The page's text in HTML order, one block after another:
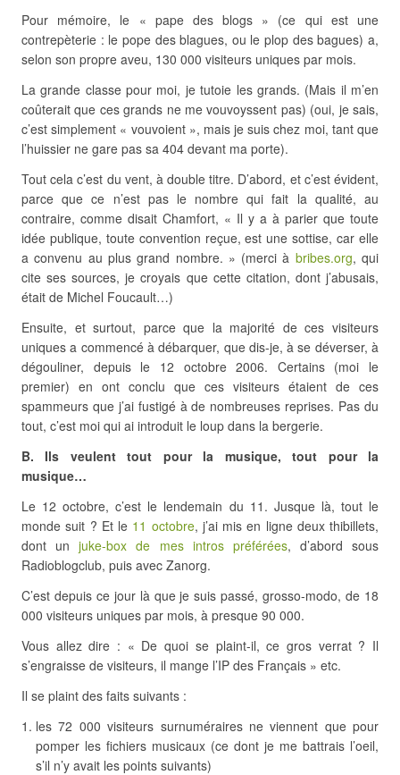
Pour mémoire, le « pape des blogs » (ce qui est une
contrepèterie : le pope des blagues, ou le plop des bagues) a,
selon son propre aveu, 130 000 visiteurs uniques par mois.
La grande classe pour moi, je tutoie les grands. (Mais il m’en
coûterait que ces grands ne me vouvoyssent pas) (oui, je sais,
c’est simplement « vouvoient », mais je suis chez moi, tant que
l’huissier ne gare pas sa 404 devant ma porte).
Tout cela c’est du vent, à double titre. D’abord, et c’est évident,
parce que ce n’est pas le nombre qui fait la qualité, au
contraire, comme disait Chamfort, « Il y a à parier que toute
idée publique, toute convention reçue, est une sottise, car elle
a convenu au plus grand nombre. » (merci à bribes.org, qui
cite ses sources, je croyais que cette citation, dont j’abusais,
était de Michel Foucault…)
Ensuite, et surtout, parce que la majorité de ces visiteurs
uniques a commencé à débarquer, que dis-je, à se déverser, à
dégouliner, depuis le 12 octobre 2006. Certains (moi le
premier) en ont conclu que ces visiteurs étaient de ces
spammeurs que j’ai fustigé à de nombreuses reprises. Pas du
tout, c’est moi qui ai introduit le loup dans la bergerie.
B. Ils veulent tout pour la musique, tout pour la
musique…
Le 12 octobre, c’est le lendemain du 11. Jusque là, tout le
monde suit ? Et le 11 octobre, j’ai mis en ligne deux thibillets,
dont unjuke-box de mes intros préférées, d’abord sous
Radioblogclub, puis avec Zanorg.
C’est depuis ce jour là que je suis passé, grosso-modo, de 18
000 visiteurs uniques par mois, à presque 90 000.
Vous allez dire : « De quoi se plaint-il, ce gros verrat ? Il
s’engraisse de visiteurs, il mange l’IP des Français » etc.
Il se plaint des faits suivants :
les 72 000 visiteurs surnuméraires ne viennent que pour
pomper les fichiers musicaux (ce dont je me battrais l’oeil,
s’il n’y avait les points suivants)